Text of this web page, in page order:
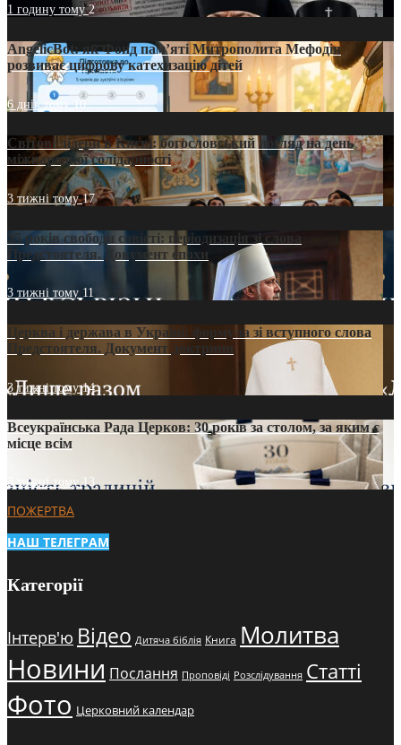
1 годину тому2
AngelicBot: як Фонд пам’яті Митрополита Мефодія
розвиває цифрову катехизацію дітей
6 днів тому10
Світові лідери в Києві: богословський погляд на день
міжнародної солідарності
3 тижні тому17
35 років свободи совісті: періодизація зі слова
Предстоятеля. Документ епохи
3 тижні тому 11
Церква і держава в Україні: формула зі вступного слова
Предстоятеля. Документ доктрини
3 тижні тому14
Всеукраїнська Рада Церков: 30 років за столом, за яким є
місце всім
3 тижні тому13
ПОЖЕРТВА
НАШ ТЕЛЕГРАМ
Категорії
Інтерв'ю Відео Дитяча біблія Книга Молитва
Новини Послання Проповіді Розслідування Статті
Фото Церковний календар